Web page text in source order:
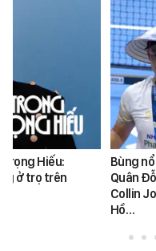
Hiếu:
ở trọ trên
Bùng
Quân
Collin
Hồ…